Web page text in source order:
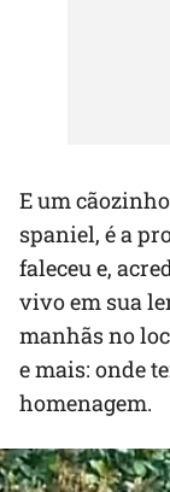
E um
spaniel, é a
faleceu e,
vivo em sua
manhãs no
e mais: onde
homenagem.